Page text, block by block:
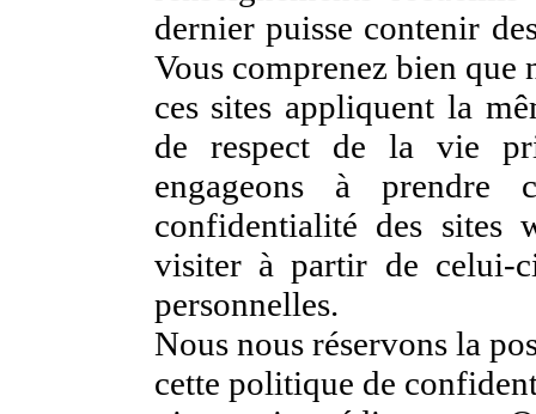
dernier puisse contenir
Vous comprenez bien que
ces sites appliquent la
de respect de la vie
engageons à prendre
confidentialité des sites
visiter à partir de celui-
personnelles.
Nous nous réservons la
cette politique de